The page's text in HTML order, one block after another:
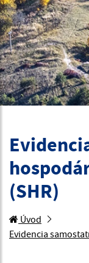
(SHR)
Úvod
Evidencia